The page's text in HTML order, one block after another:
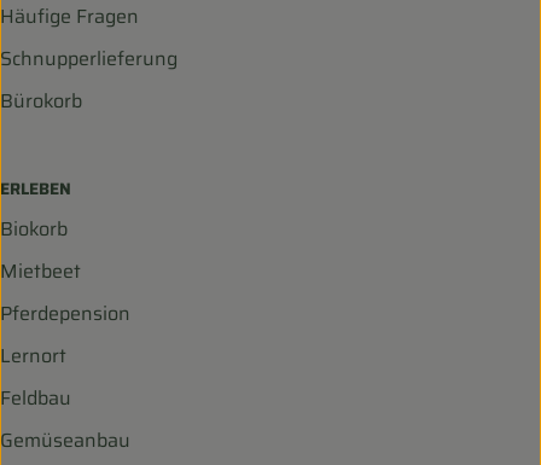
Häufige Fragen
Schnupperlieferung
Bürokorb
ERLEBEN
Biokorb
Mietbeet
Pferdepension
Lernort
Feldbau
Gemüseanbau